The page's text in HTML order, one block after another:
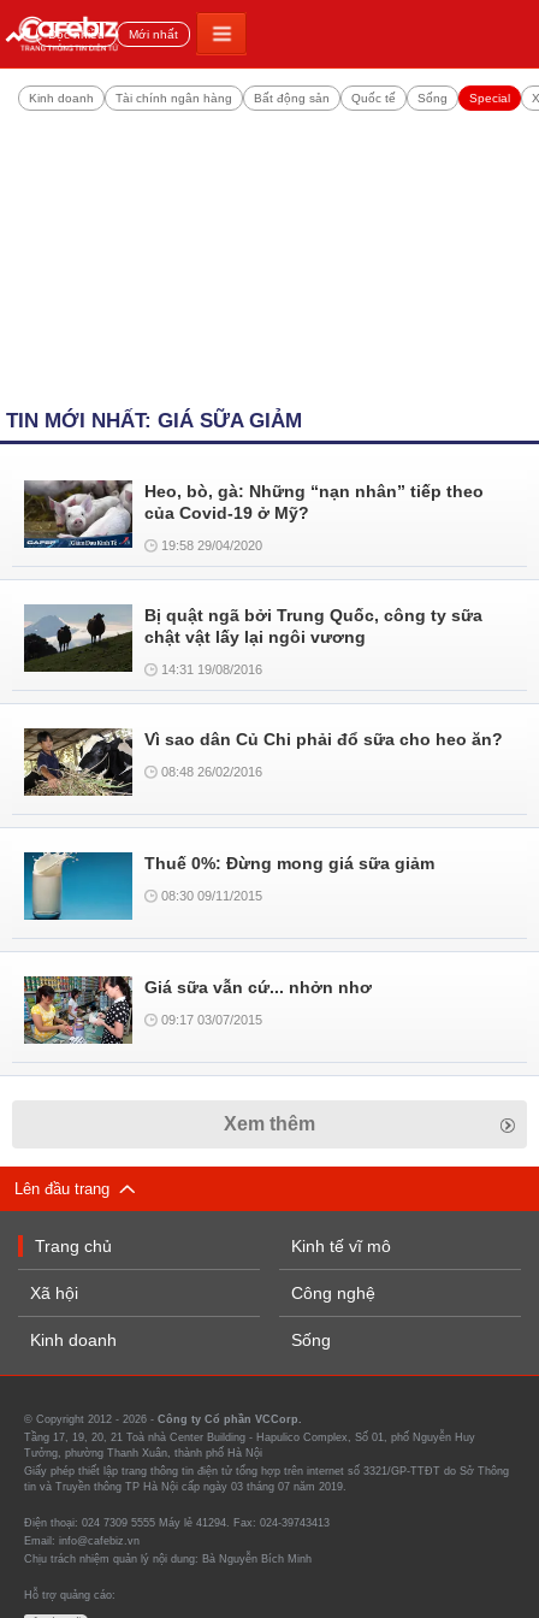
Đọc nhiều Mới nhất
Kinh doanh Tài chính ngân hàng Bất động sản Quốc tế Sống Special
TIN MỚI NHẤT: GIÁ SỮA GIẢM
Heo, bò, gà: Những “nạn nhân” tiếp theo
của Covid-19 ở Mỹ?
19:58 29/04/2020
Bị quật ngã bởi Trung Quốc, công ty sữa
chật vật lấy lại ngôi vương
14:31 19/08/2016
Vì sao dân Củ Chi phải đổ sữa cho heo ăn?
08:48 26/02/2016
Thuế 0%: Đừng mong giá sữa giảm
08:30 09/11/2015
Giá sữa vẫn cứ... nhởn nhơ
09:17 03/07/2015
Xem thêm
Lên đầu trang
Trang chủ
Xã hội
Kinh doanh
Kinh tế vĩ mô
Công nghệ
Sống
© Copyright 2012 - 2026 - Công ty Cổ phần VCCorp.
Tầng 17, 19, 20, 21 Toà nhà Center Building - Hapulico Complex, Số 01, phố Nguyễn Huy
Tưởng, phường Thanh Xuân, thành phố Hà Nội
Giấy phép thiết lập trang thông tin điện tử tổng hợp trên internet số 3321/GP-TTĐT do Sở Thông
tin và Truyền thông TP Hà Nội cấp ngày 03 tháng 07 năm 2019.
Điện thoại: 024 7309 5555 Máy lẻ 41294. Fax: 024-39743413
Email: info@cafebiz.vn
Chịu trách nhiệm quản lý nội dung: Bà Nguyễn Bích Minh
Hỗ trợ quảng cáo: